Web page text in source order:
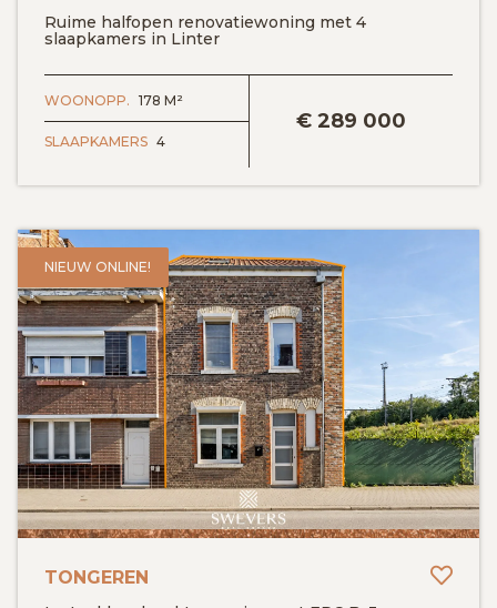
Ruime halfopen renovatiewoning met 4
slaapkamers in Linter
€ 289 000
WOONOPP. 178 M²
SLAAPKAMERS 4
BEKIJK DETAILS
NIEUW ONLINE!
TONGEREN